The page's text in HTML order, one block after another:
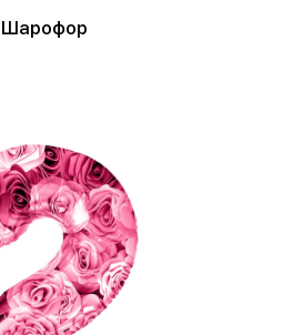
Шарофор